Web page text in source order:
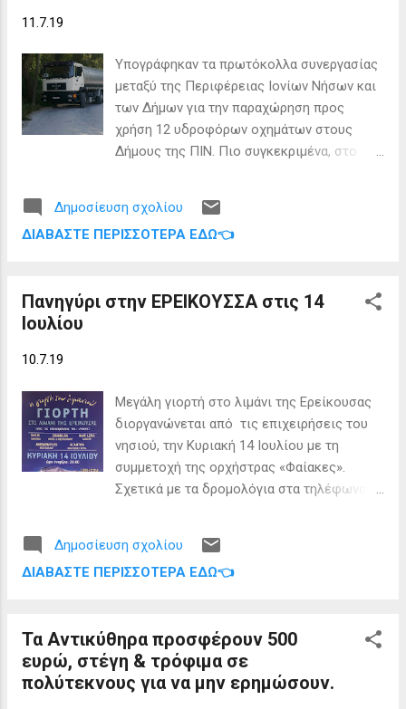
βρίσκονται ακόμα σχετικά μακριά απο την
κεντρική Μακεδονία (μέσα στον κύκλο οι
σταυροί είναι η ηλεκτρική δραστηριοτητα-
αστραπές) και σχετικά κοντά στο βορειο
Ιονιο και Ηπειρο…Κινούμενες ελαφρώς
χοντρικά μέχρι περίπου τα μεσάνυχτα και
μετά να επηρεάσουν βορειο Ιονιο, Ηπει...
11.7.19
Υπογράφηκαν τα πρωτόκολλα συνεργασίας
μεταξύ της Περιφέρειας Ιονίων Νήσων και
των Δήμων για την παραχώρηση προς
χρήση 12 υδροφόρων οχημάτων στους
Δήμους της ΠΙΝ. Πιο συγκεκριμένα, στο
Καινοτόμο Επιχειρησιακό Σύστημα
Διαχείρισης Φυσικών Κινδύνων στην ΠΙΝ»,
πλημμυρών και πυρκαγιών, η Περιφέρεια
Λευκάδα, Μεγανήσι, Κεφαλλονιά, Ιθάκη,
Καστός, Κάλαμος και Ζάκυνθος). Τις
προηγούμενες, λοιπόν, ημέρες,
ολοκληρώθηκε η υπογραφή των
πρωτόκολλων συνεργασίας μεταξύ της ΠΙΝ
χρήση χωρίς καταβολή μισθώματος των
οχημάτων αυτών. Βασικός στόχος του
στον τομέα της διαχείρισης κινδύνων και
της αντιμ...
Δημοσίευση σχολίου
ΔΙΑΒΆΣΤΕ ΠΕΡΙΣΣΌΤΕΡΑ ΕΔΏ👈
Πανηγύρι στην ΕΡΕΙΚΟΥΣΣΑ στις 14
Ιουλίου
10.7.19
Μεγάλη γιορτή στο λιμάνι της Ερείκουσας
διοργανώνεται από τις επιχειρήσεις του
νησιού, την Κυριακή 14 Ιουλίου με τη
συμμετοχή της ορχήστρας «Φαίακες».
Σχετικά με τα δρομολόγια στα τηλέφωνα:
από λιμάνι (Zanadu) 26610 80444
Δημοσίευση σχολίου
ΔΙΑΒΆΣΤΕ ΠΕΡΙΣΣΌΤΕΡΑ ΕΔΏ👈
Τα Αντικύθηρα προσφέρουν 500
ευρώ, στέγη & τρόφιμα σε
πολύτεκνους για να μην ερημώσουν.